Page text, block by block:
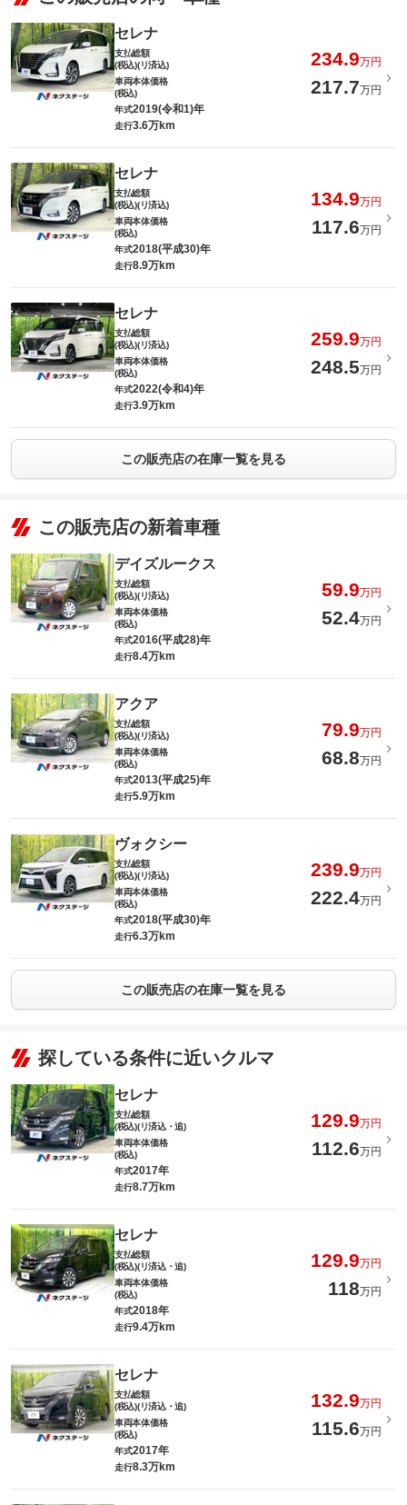
セレナ
支払総額
(税込)(リ済込)
234.9万円
車両本体価格
(税込)
217.7万円
年式2019(令和1)年
走行3.6万km
セレナ
支払総額
(税込)(リ済込)
134.9万円
車両本体価格
(税込)
117.6万円
年式2018(平成30)年
走行8.9万km
セレナ
支払総額
(税込)(リ済込)
259.9万円
車両本体価格
(税込)
248.5万円
年式2022(令和4)年
走行3.9万km
この販売店の在庫一覧を見る
この販売店の新着車種
デイズルークス
支払総額
(税込)(リ済込)
59.9万円
車両本体価格
(税込)
52.4万円
年式2016(平成28)年
走行8.4万km
アクア
支払総額
(税込)(リ済込)
79.9万円
車両本体価格
(税込)
68.8万円
年式2013(平成25)年
走行5.9万km
ヴォクシー
支払総額
(税込)(リ済込)
239.9万円
車両本体価格
(税込)
222.4万円
年式2018(平成30)年
走行6.3万km
この販売店の在庫一覧を見る
探している条件に近いクルマ
セレナ
支払総額
(税込)(リ済込・追)
129.9万円
車両本体価格
(税込)
112.6万円
年式2017年
走行8.7万km
セレナ
支払総額
(税込)(リ済込・追)
129.9万円
車両本体価格
(税込)
118万円
年式2018年
走行9.4万km
セレナ
支払総額
(税込)(リ済込・追)
132.9万円
車両本体価格
(税込)
115.6万円
年式2017年
走行8.3万km